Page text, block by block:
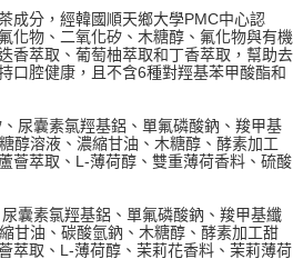
用他人資訊註冊。若發現惡意使用之情形，
止該用戶之使用額度並採取法律行動。
統一出貨)
上)免運費
成分，經韓國順天鄉大學PMC中心認
化物、二氧化矽、木糖醇、氟化物與有機
香萃取、葡萄柚萃取和丁香萃取，幫助去
口腔健康，且不含6種對羥基苯甲酸酯和
尿囊素氯羥基鋁、單氟磷酸鈉、羧甲基
醇溶液、濃縮甘油、木糖醇、酵素加工
薈萃取、L-薄荷醇、雙重薄荷香料、硫酸
囊素氯羥基鋁、單氟磷酸鈉、羧甲基纖
甘油、碳酸氫鈉、木糖醇、酵素加工甜
萃取、L-薄荷醇、茉莉花香料、茉莉薄荷